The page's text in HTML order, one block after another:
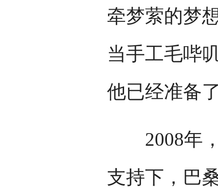
牵梦萦的梦
当手工毛哔
他已经准备
2008年，
支持下，巴